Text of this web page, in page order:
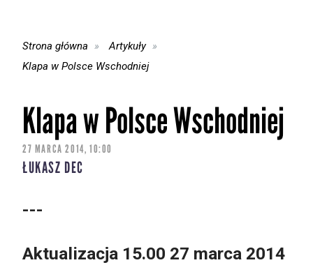
Strona główna
Artykuły
Klapa w Polsce Wschodniej
Klapa w Polsce Wschodniej
27 MARCA 2014, 10:00
ŁUKASZ DEC
---
Aktualizacja 15.00 27 marca 2014